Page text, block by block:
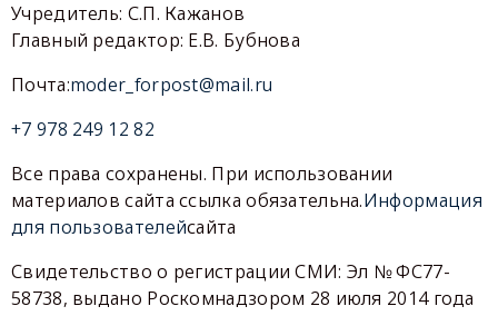
Учредитель: С.П. Кажанов
Главный редактор: Е.В. Бубнова
Почта:moder_forpost@mail.ru
+7 978 249 12 82
Все права сохранены. При использовании
материалов сайта ссылка обязательна.Информация
для пользователейсайта
Свидетельство о регистрации СМИ: Эл № ФС77-
58738, выдано Роскомнадзором 28 июля 2014 года